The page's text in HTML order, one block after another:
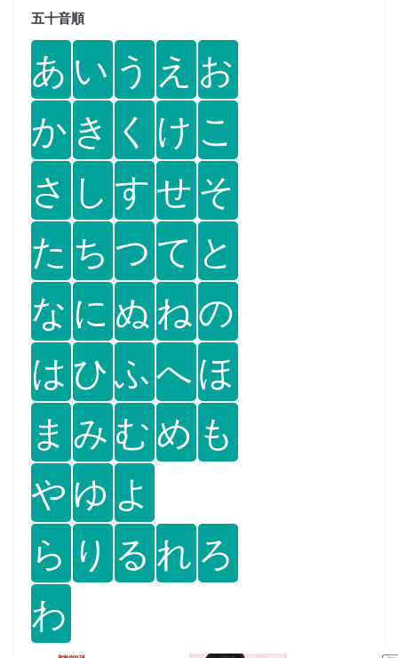
五十音順
あ い う え お
か き く け こ
さ し すせ そ
た ち つ て と
な に ぬ ねの
は ひふへほ
ま み むめ も
や ゆ よ
ら り る れ ろ
わ